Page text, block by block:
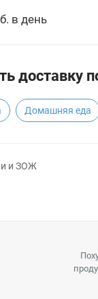
в день
доставку
Домашняя еда
и ЗОЖ